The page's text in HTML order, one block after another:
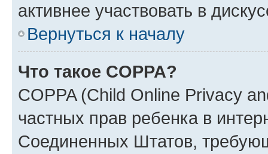
активнее участвовать в
Вернуться к началу
Что такое COPPA?
COPPA (Child Online Privacy
частных прав ребенка в
Соединенных Штатов,